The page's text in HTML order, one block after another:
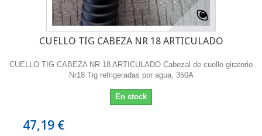
CUELLO TIG CABEZA NR 18 ARTICULADO
CUELLO TIG CABEZA NR 18 ARTICULADO Cabezal de cuello giratorio
Nr18 Tig refrigeradas por agua, 350A
En stock
47,19 €